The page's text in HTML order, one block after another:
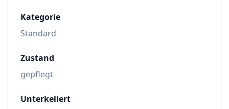
Kategorie
Standard
Zustand
gepflegt
Unterkellert